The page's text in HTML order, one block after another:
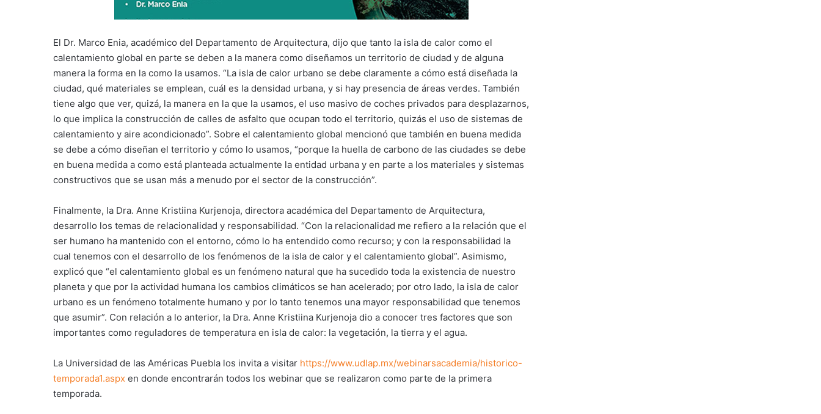
El Dr. Marco Enia, académico del Departamento de Arquitectura, dijo que tanto la isla de calor como el
calentamiento global en parte se deben a la manera como diseñamos un territorio de ciudad y de alguna
manera la forma en la como la usamos. “La isla de calor urbano se debe claramente a cómo está diseñada la
ciudad, qué materiales se emplean, cuál es la densidad urbana, y si hay presencia de áreas verdes. También
tiene algo que ver, quizá, la manera en la que la usamos, el uso masivo de coches privados para desplazarnos,
lo que implica la construcción de calles de asfalto que ocupan todo el territorio, quizás el uso de sistemas de
calentamiento y aire acondicionado”. Sobre el calentamiento global mencionó que también en buena medida
se debe a cómo diseñan el territorio y cómo lo usamos, “porque la huella de carbono de las ciudades se debe
en buena medida a como está planteada actualmente la entidad urbana y en parte a los materiales y sistemas
constructivos que se usan más a menudo por el sector de la construcción”.
Finalmente, la Dra. Anne Kristiina Kurjenoja, directora académica del Departamento de Arquitectura,
desarrollo los temas de relacionalidad y responsabilidad. “Con la relacionalidad me refiero a la relación que el
ser humano ha mantenido con el entorno, cómo lo ha entendido como recurso; y con la responsabilidad la
cual tenemos con el desarrollo de los fenómenos de la isla de calor y el calentamiento global”. Asimismo,
explicó que “el calentamiento global es un fenómeno natural que ha sucedido toda la existencia de nuestro
planeta y que por la actividad humana los cambios climáticos se han acelerado; por otro lado, la isla de calor
urbano es un fenómeno totalmente humano y por lo tanto tenemos una mayor responsabilidad que tenemos
que asumir”. Con relación a lo anterior, la Dra. Anne Kristiina Kurjenoja dio a conocer tres factores que son
importantes como reguladores de temperatura en isla de calor: la vegetación, la tierra y el agua.
La Universidad de las Américas Puebla los invita a visitar https://www.udlap.mx/webinarsacademia/historico-
temporada1.aspx en donde encontrarán todos los webinar que se realizaron como parte de la primera
temporada.